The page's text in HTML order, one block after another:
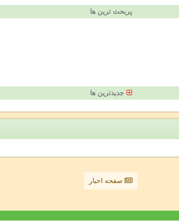
پربحث ترین ها
جدیدترین ها
صفحه اخبار